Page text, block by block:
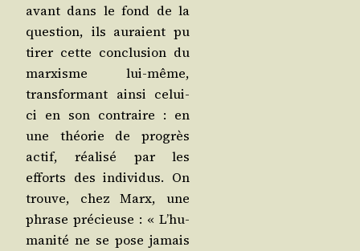
avant dans le fond de la
ques­tion, ils auraient pu
tirer cette conclu­sion du
mar­xisme lui-même,
trans­for­mant ain­si celui-
ci en son contraire : en
une théo­rie de pro­grès
actif, réa­li­sé par les
efforts des indi­vi­dus. On
trouve, chez Marx, une
phrase pré­cieuse : « L’hu­
ma­ni­té ne se pose jamais